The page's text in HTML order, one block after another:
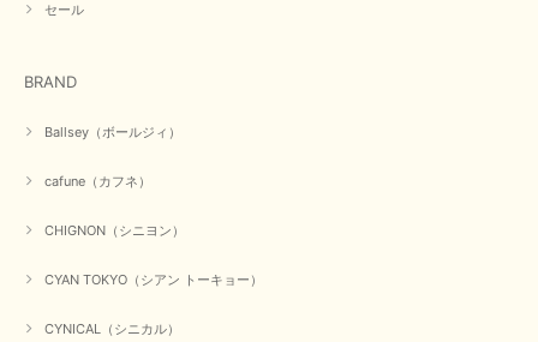
セール
BRAND
Ballsey（ボールジィ）
cafune（カフネ）
CHIGNON（シニヨン）
CYAN TOKYO（シアン トーキョー）
CYNICAL（シニカル）